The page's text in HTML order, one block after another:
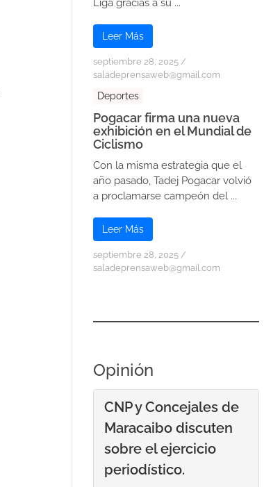
Liga gracias a su ...
Leer Más
septiembre 28, 2025 /
saladeprensaweb@gmail.com
Deportes
Pogacar firma una nueva
exhibición en el Mundial de
Ciclismo
Con la misma estrategia que el
año pasado, Tadej Pogacar volvió
a proclamarse campeón del ...
Leer Más
septiembre 28, 2025 /
saladeprensaweb@gmail.com
Opinión
CNP y Concejales de
Maracaibo discuten
sobre el ejercicio
periodístico.